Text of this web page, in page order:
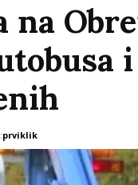
na
prviklik